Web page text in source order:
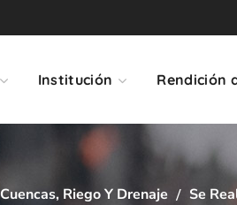
Institución Rendición
Cuencas, Riego Y Drenaje Se